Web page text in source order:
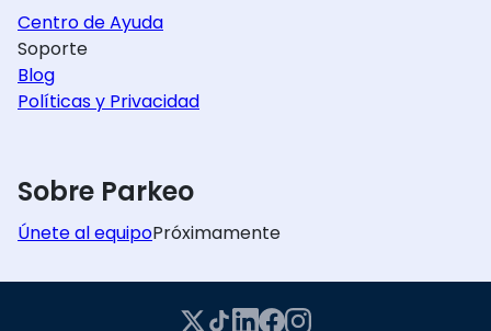
Centro de Ayuda
Soporte
Blog
Políticas y Privacidad
Sobre Parkeo
Únete al equipoPróximamente